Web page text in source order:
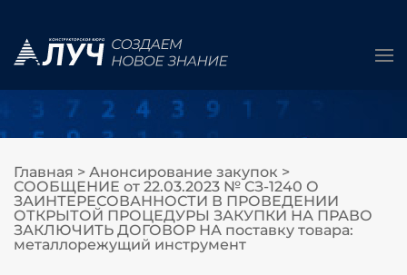
Главная > Анонсирование закупок >
СООБЩЕНИЕ от 22.03.2023 № СЗ-1240 О
ЗАИНТЕРЕСОВАННОСТИ В ПРОВЕДЕНИИ
ОТКРЫТОЙ ПРОЦЕДУРЫ ЗАКУПКИ НА ПРАВО
ЗАКЛЮЧИТЬ ДОГОВОР НА поставку товара:
металлорежущий инструмент